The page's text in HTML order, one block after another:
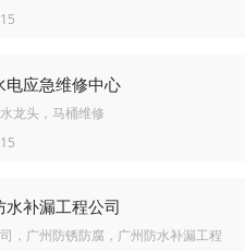
电应急维修中心
龙头，马桶维修
水补漏工程公司
，广州防锈防腐，广州防水补漏工程